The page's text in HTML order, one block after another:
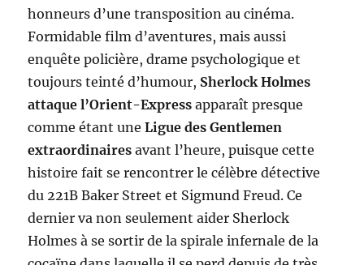
honneurs d’une transposition au cinéma.
Formidable film d’aventures, mais aussi
enquête policière, drame psychologique et
toujours teinté d’humour, Sherlock Holmes
attaque l’Orient-Express apparaît presque
comme étant uneLigue des Gentlemen
extraordinairesavant l’heure, puisque cette
histoire fait se rencontrer le célèbre détective
du 221B Baker Street et Sigmund Freud. Ce
dernier va non seulement aider Sherlock
Holmes à se sortir de la spirale infernale de la